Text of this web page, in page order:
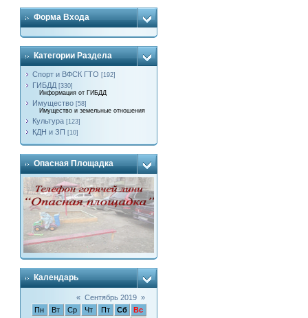
Форма Входа
Категории Раздела
Спорт и ВФСК ГТО [192]
ГИБДД [330]
Информация от ГИБДД
Имущество [58]
Имущество и земельные отношения
Культура [123]
КДН и ЗП [10]
Опасная Площадка
Календарь
« Сентябрь 2019 »
Пн
Вт Ср Чт Пт Сб
Вс